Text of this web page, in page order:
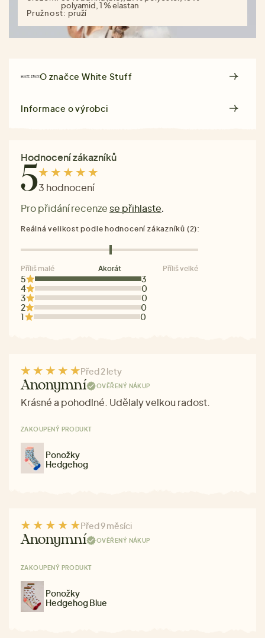
polyamid, 1 % elastan
Pružnost: pruží
O značceWhite Stuff
Informace o výrobci
Hodnocení zákazníků
53 hodnocení
Pro přidání recenze se přihlaste.
5
3
4
0
3
0
2
0
1
0
Reálná velikost podle hodnocení zákazníků (2):
Příliš malé Akorát Příliš velké
Před 2 lety
Anonymní OVĚŘENÝ NÁKUP
Krásné a pohodlné. Udělaly velkou radost.
ZAKOUPENÝ PRODUKT
Ponožky
Hedgehog
Před 9 měsíci
Anonymní OVĚŘENÝ NÁKUP
ZAKOUPENÝ PRODUKT
Ponožky
Hedgehog Blue